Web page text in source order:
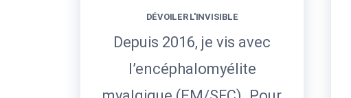
DÉVOILER L'INVISIBLE
Depuis 2016, je vis avec
l’encéphalomyélite